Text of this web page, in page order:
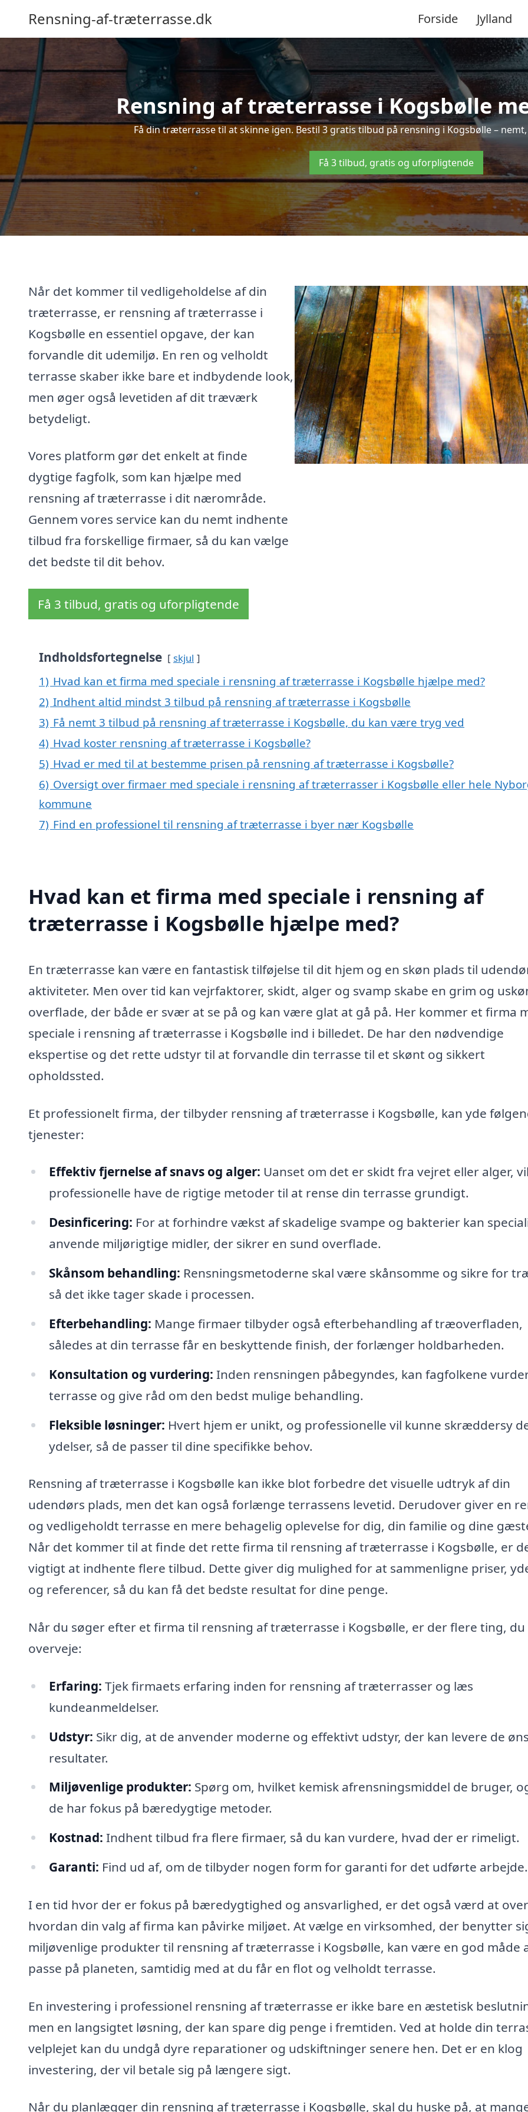
Rensning-af-træterrasse.dk Forside Jylland
Rensning af træterrasse i Kogsbølle
Få din træterrasse til at skinne igen. Bestil 3 gratis tilbud på rensning i Kogsbølle –
Få 3 tilbud, gratis og uforpligtende
Når det kommer til vedligeholdelse af din
træterrasse, er rensning af træterrasse i
Kogsbølle en essentiel opgave, der kan
forvandle dit udemiljø. En ren og velholdt
terrasse skaber ikke bare et indbydende look,
men øger også levetiden af dit træværk
betydeligt.
Vores platform gør det enkelt at finde
dygtige fagfolk, som kan hjælpe med
rensning af træterrasse i dit nærområde.
Gennem vores service kan du nemt indhente
tilbud fra forskellige firmaer, så du kan vælge
det bedste til dit behov.
Få 3 tilbud, gratis og uforpligtende
Indholdsfortegnelse skjul
1) Hvad kan et firma med speciale i rensning af træterrasse i Kogsbølle hjælpe med?
2) Indhent altid mindst 3 tilbud på rensning af træterrasse i Kogsbølle
3) Få nemt 3 tilbud på rensning af træterrasse i Kogsbølle, du kan være tryg ved
4) Hvad koster rensning af træterrasse i Kogsbølle?
5) Hvad er med til at bestemme prisen på rensning af træterrasse i Kogsbølle?
6) Oversigt over firmaer med speciale i rensning af træterrasser i Kogsbølle eller hele
kommune
7) Find en professionel til rensning af træterrasse i byer nær Kogsbølle
Hvad kan et firma med speciale i rensning af
træterrasse i Kogsbølle hjælpe med?
En træterrasse kan være en fantastisk tilføjelse til dit hjem og en skøn plads til
aktiviteter. Men over tid kan vejrfaktorer, skidt, alger og svamp skabe en grim og
overflade, der både er svær at se på og kan være glat at gå på. Her kommer et firma
speciale i rensning af træterrasse i Kogsbølle ind i billedet. De har den nødvendige
ekspertise og det rette udstyr til at forvandle din terrasse til et skønt og sikkert
opholdssted.
Et professionelt firma, der tilbyder rensning af træterrasse i Kogsbølle, kan yde
tjenester:
Effektiv fjernelse af snavs og alger: Uanset om det er skidt fra vejret eller alger, vil
professionelle have de rigtige metoder til at rense din terrasse grundigt.
Desinficering: For at forhindre vækst af skadelige svampe og bakterier kan
anvende miljørigtige midler, der sikrer en sund overflade.
Skånsom behandling: Rensningsmetoderne skal være skånsomme og sikre for
så det ikke tager skade i processen.
Efterbehandling: Mange firmaer tilbyder også efterbehandling af træoverfladen,
således at din terrasse får en beskyttende finish, der forlænger holdbarheden.
Konsultation og vurdering: Inden rensningen påbegyndes, kan fagfolkene
terrasse og give råd om den bedst mulige behandling.
Fleksible løsninger: Hvert hjem er unikt, og professionelle vil kunne skræddersy
ydelser, så de passer til dine specifikke behov.
Rensning af træterrasse i Kogsbølle kan ikke blot forbedre det visuelle udtryk af din
udendørs plads, men det kan også forlænge terrassens levetid. Derudover giver en
og vedligeholdt terrasse en mere behagelig oplevelse for dig, din familie og dine
Når det kommer til at finde det rette firma til rensning af træterrasse i Kogsbølle, er
vigtigt at indhente flere tilbud. Dette giver dig mulighed for at sammenligne priser,
og referencer, så du kan få det bedste resultat for dine penge.
Når du søger efter et firma til rensning af træterrasse i Kogsbølle, er der flere ting,
overveje:
Erfaring: Tjek firmaets erfaring inden for rensning af træterrasser og læs
kundeanmeldelser.
Udstyr: Sikr dig, at de anvender moderne og effektivt udstyr, der kan levere de
resultater.
Miljøvenlige produkter: Spørg om, hvilket kemisk afrensningsmiddel de bruger,
de har fokus på bæredygtige metoder.
Kostnad: Indhent tilbud fra flere firmaer, så du kan vurdere, hvad der er rimeligt.
Garanti: Find ud af, om de tilbyder nogen form for garanti for det udførte arbejde.
I en tid hvor der er fokus på bæredygtighed og ansvarlighed, er det også værd at
hvordan din valg af firma kan påvirke miljøet. At vælge en virksomhed, der benytter
miljøvenlige produkter til rensning af træterrasse i Kogsbølle, kan være en god måde
passe på planeten, samtidig med at du får en flot og velholdt terrasse.
En investering i professionel rensning af træterrasse er ikke bare en æstetisk
men en langsigtet løsning, der kan spare dig penge i fremtiden. Ved at holde din
velplejet kan du undgå dyre reparationer og udskiftninger senere hen. Det er en klog
investering, der vil betale sig på længere sigt.
Når du planlægger din rensning af træterrasse i Kogsbølle, skal du huske på, at